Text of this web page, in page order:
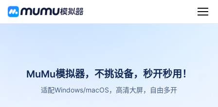
MuMu模拟器，不挑设备，秒开秒用！
适配Windows/macOS，高清大屏，自由多开